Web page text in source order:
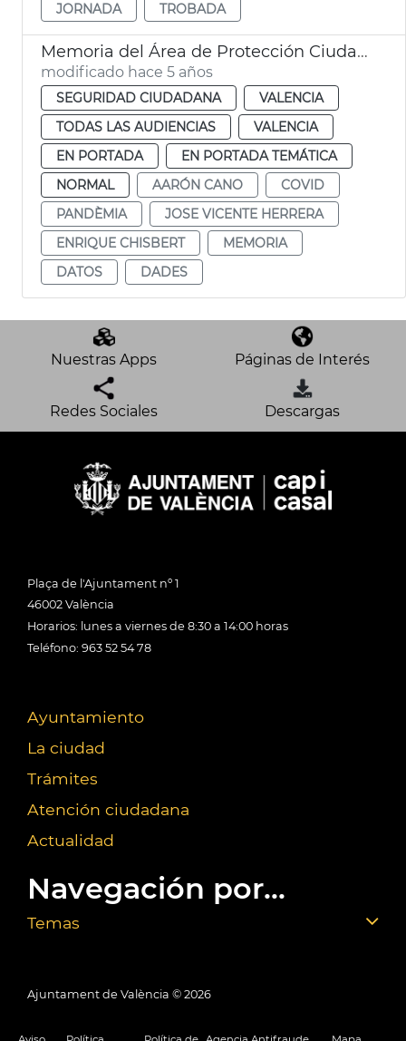
JORNADA
TROBADA
Memoria del Área de Protección Ciudadana
modificado hace 5 años
SEGURIDAD CIUDADANA
VALENCIA
TODAS LAS AUDIENCIAS
VALENCIA
EN PORTADA
EN PORTADA TEMÁTICA
NORMAL
AARÓN CANO
COVID
PANDÈMIA
JOSE VICENTE HERRERA
ENRIQUE CHISBERT
MEMORIA
DATOS
DADES
Nuestras Apps Páginas de Interés
Redes Sociales Descargas
Plaça de l'Ajuntament nº 1
46002 València
Horarios: lunes a viernes de 8:30 a 14:00 horas
Teléfono: 963 52 54 78
Ayuntamiento
La ciudad
Trámites
Atención ciudadana
Actualidad
Navegación por...
Temas
Ajuntament de València © 2026